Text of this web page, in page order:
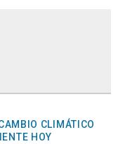
CLIMÁTICO
HOY